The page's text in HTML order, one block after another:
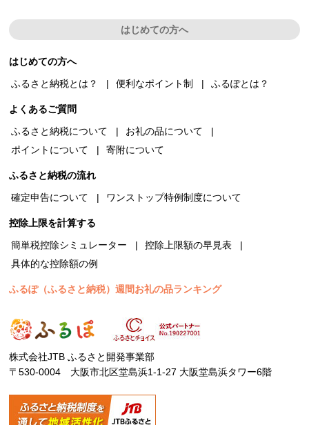
はじめての方へ
はじめての方へ
ふるさと納税とは？
便利なポイント制 ふるぽとは？
よくあるご質問
ふるさと納税について
お礼の品について
ポイントについて
寄附について
ふるさと納税の流れ
確定申告について
ワンストップ特例制度について
控除上限を計算する
簡単税控除シミュレーター
控除上限額の早見表
具体的な控除額の例
ふるぽ（ふるさと納税）週間お礼の品ランキング
株式会社JTB ふるさと開発事業部
〒530-0004 大阪市北区堂島浜1-1-27 大阪堂島浜タワー6階